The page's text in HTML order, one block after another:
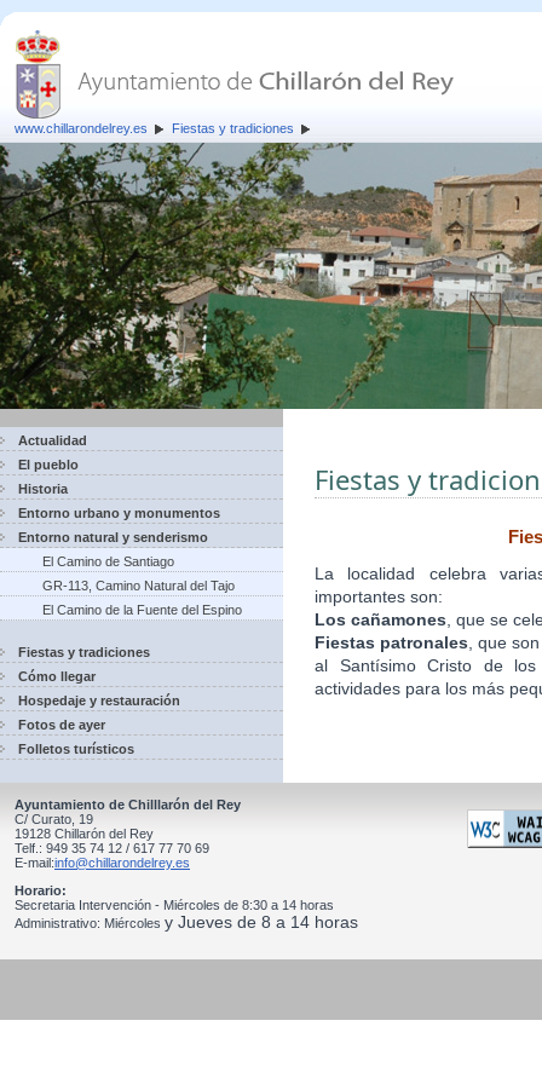
www.chillarondelrey.es Fiestas y tradiciones
Actualidad
El pueblo
Historia
Entorno urbano y monumentos
Entorno natural y senderismo
El Camino de Santiago
GR-113, Camino Natural del Tajo
El Camino de la Fuente del Espino
Fiestas y tradiciones
Cómo llegar
Hospedaje y restauración
Fotos de ayer
Folletos turísticos
Fiestas y
La localidad celebra
importantes son:
Los cañamones, que se
Fiestas patronales, que
al Santísimo Cristo de los
actividades para los más
Ayuntamiento de Chilllarón del Rey
C/ Curato, 19
19128 Chillarón del Rey
Telf.: 949 35 74 12 / 617 77 70 69
E-mail:info@chillarondelrey.es
Horario:
Secretaria Intervención - Miércoles de 8:30 a 14 horas
Administrativo: Miércoles y Jueves de 8 a 14 horas